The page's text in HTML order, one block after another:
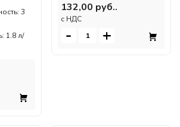
3
1.8 л/
132,00 руб..
c НДС
- +